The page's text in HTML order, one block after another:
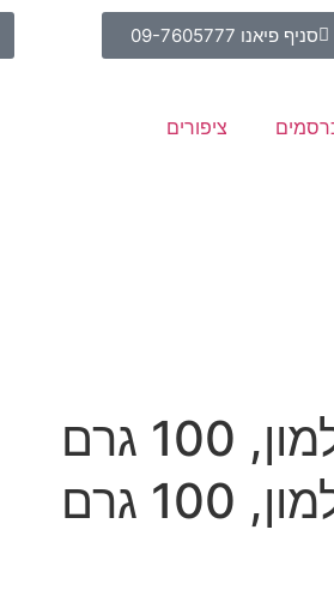
סניף פיאנו 09-7605777
ציפורים